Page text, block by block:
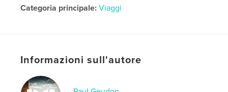
Categoria principale: Viaggi
LinguaEnglish
Parole chiave
Informazioni sull'autore